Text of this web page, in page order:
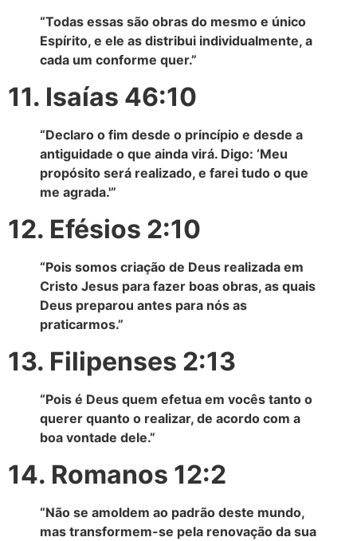
“Todas essas são obras do mesmo e único
Espírito, e ele as distribui individualmente, a
cada um conforme quer.”
11. Isaías 46:10
“Declaro o fim desde o princípio e desde a
antiguidade o que ainda virá. Digo: ‘Meu
propósito será realizado, e farei tudo o que
me agrada.'”
12. Efésios 2:10
“Pois somos criação de Deus realizada em
Cristo Jesus para fazer boas obras, as quais
Deus preparou antes para nós as
praticarmos.”
13. Filipenses 2:13
“Pois é Deus quem efetua em vocês tanto o
querer quanto o realizar, de acordo com a
boa vontade dele.”
14. Romanos 12:2
“Não se amoldem ao padrão deste mundo,
mas transformem-se pela renovação da sua